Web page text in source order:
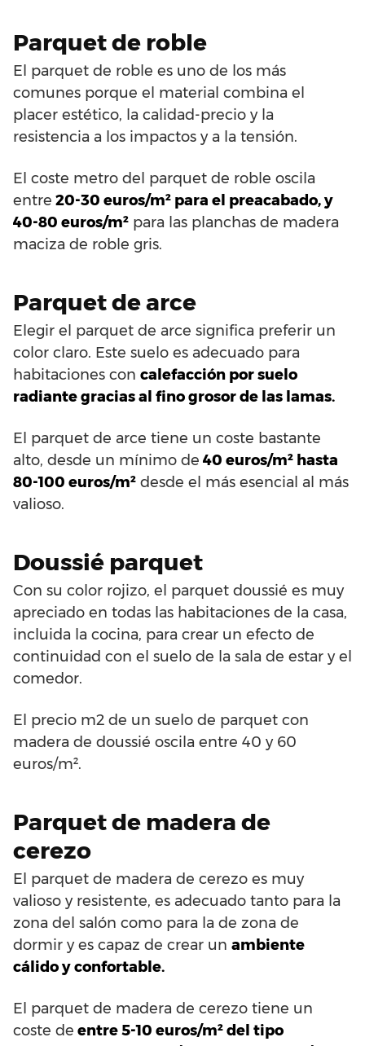
Parquet de roble
El parquet de roble es uno de los más
comunes porque el material combina el
placer estético, la calidad-precio y la
resistencia a los impactos y a la tensión.
El coste metro del parquet de roble oscila
entre 20-30 euros/m² para el preacabado, y
40-80 euros/m² para las planchas de madera
maciza de roble gris.
Parquet de arce
Elegir el parquet de arce significa preferir un
color claro. Este suelo es adecuado para
habitaciones con calefacción por suelo
radiante gracias al fino grosor de las lamas.
El parquet de arce tiene un coste bastante
alto, desde un mínimo de 40 euros/m² hasta
80-100 euros/m² desde el más esencial al más
valioso.
Doussié parquet
Con su color rojizo, el parquet doussié es muy
apreciado en todas las habitaciones de la casa,
incluida la cocina, para crear un efecto de
continuidad con el suelo de la sala de estar y el
comedor.
El precio m2 de un suelo de parquet con
madera de doussié oscila entre 40 y 60
euros/m².
Parquet de madera de
cerezo
El parquet de madera de cerezo es muy
valioso y resistente, es adecuado tanto para la
zona del salón como para la de zona de
dormir y es capaz de crear un ambiente
cálido y confortable.
El parquet de madera de cerezo tiene un
coste de entre 5-10 euros/m² del tipo